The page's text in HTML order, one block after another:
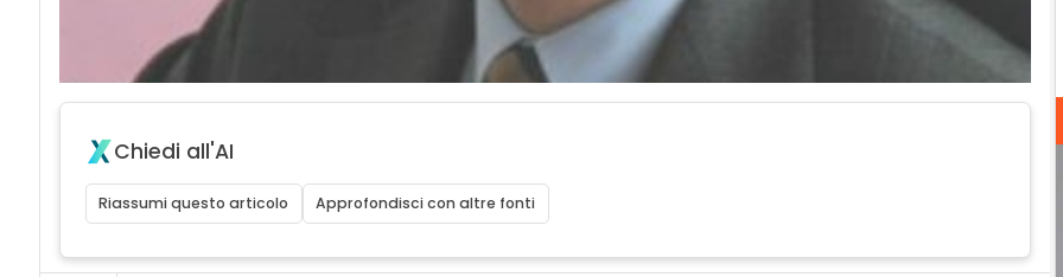
Chiedi all'AI
Riassumi questo articolo Approfondisci con altre fonti